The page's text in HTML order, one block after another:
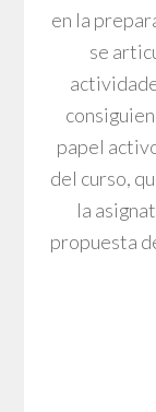
en la
se
papel
del curso,
la
propuesta